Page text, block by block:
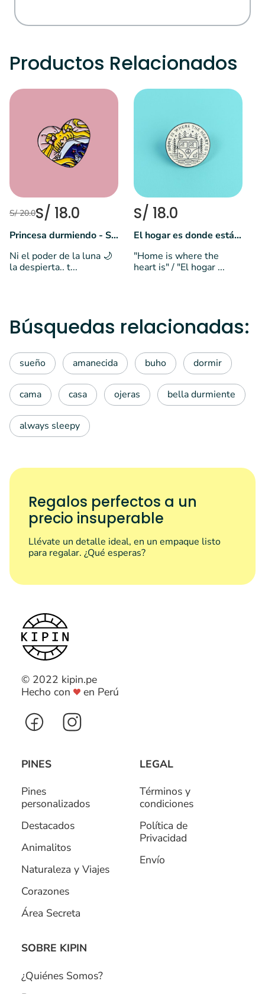
Productos Relacionados
S/ 20.0S/ 18.0
Princesa durmiendo - Sailor Moon 🌙
Ni el poder de la luna 🌙
la despierta.. t...
S/ 18.0
El hogar es donde está el corazón
"Home is where the
heart is" / "El hogar ...
Búsquedas relacionadas:
sueño amanecida buho dormir
cama casa ojeras bella durmiente
always sleepy
Regalos perfectos a un
precio insuperable
Llévate un detalle ideal, en un empaque listo
para regalar. ¿Qué esperas?
© 2022 kipin.pe
Hecho con
en Perú
PINES
Pines
personalizados
Destacados
Animalitos
Naturaleza y Viajes
Corazones
Área Secreta
LEGAL
Términos y
condiciones
Política de
Privacidad
Envío
SOBRE KIPIN
¿Quiénes Somos?